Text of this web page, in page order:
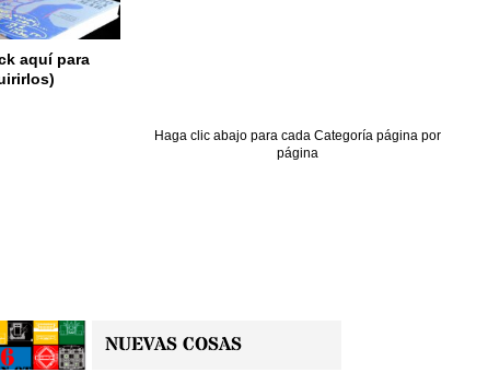
aquí para
Haga clic abajo para cada Categoría página por
página
NUEVAS COSAS